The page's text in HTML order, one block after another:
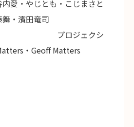
とも・こじまさと
齋藤舞・濱田竜司
ェクシ
・Geoff Matters